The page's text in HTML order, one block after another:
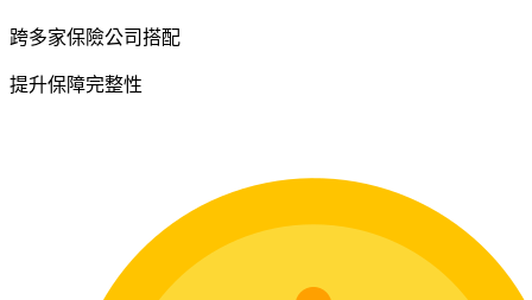
跨多家保險公司搭配
提升保障完整性